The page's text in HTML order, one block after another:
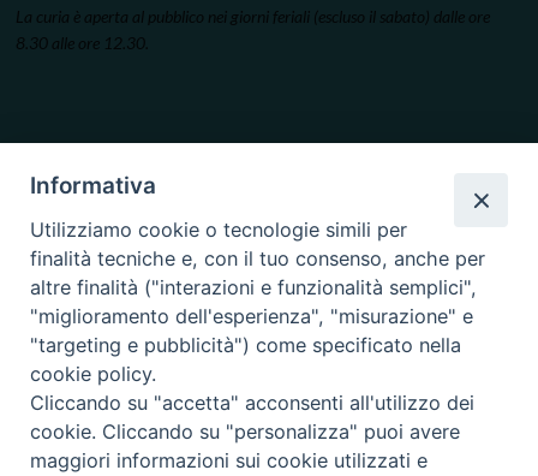
La curia è aperta al pubblico nei giorni feriali (escluso il sabato) dalle ore
8.30 alle ore 12.30.
Informativa
Utilizziamo cookie o tecnologie simili per
finalità tecniche e, con il tuo consenso, anche per
altre finalità ("interazioni e funzionalità semplici",
"miglioramento dell'esperienza", "misurazione" e
"targeting e pubblicità") come specificato nella
cookie policy.
Cliccando su "accetta" acconsenti all'utilizzo dei
cookie. Cliccando su "personalizza" puoi avere
maggiori informazioni sui cookie utilizzati e